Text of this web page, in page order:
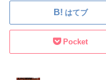
はてブ
Pocket